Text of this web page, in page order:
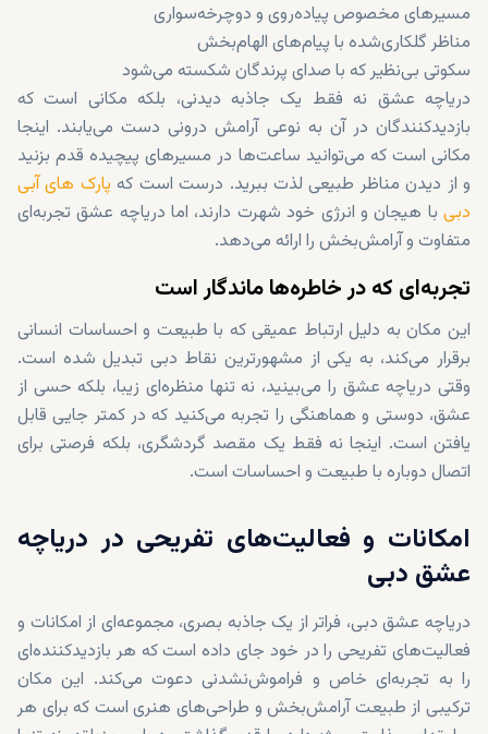
مسیرهای مخصوص پیاده‌روی و دوچرخه‌سواری
مناظر گلکاری‌شده با پیام‌های الهام‌بخش
سکوتی بی‌نظیر که با صدای پرندگان شکسته می‌شود
دریاچه عشق نه فقط یک جاذبه دیدنی، بلکه مکانی است که
بازدیدکنندگان در آن به نوعی آرامش درونی دست می‌یابند. اینجا
مکانی است که می‌توانید ساعت‌ها در مسیرهای پیچیده قدم بزنید
و از دیدن مناظر طبیعی لذت ببرید. درست است که پارک های آبی
دبی با هیجان و انرژی خود شهرت دارند، اما دریاچه عشق تجربه‌ای
متفاوت و آرامش‌بخش را ارائه می‌دهد.
تجربه‌ای که در خاطره‌ها ماندگار است
این مکان به دلیل ارتباط عمیقی که با طبیعت و احساسات انسانی
برقرار می‌کند، به یکی از مشهورترین نقاط دبی تبدیل شده است.
وقتی دریاچه عشق را می‌بینید، نه تنها منظره‌ای زیبا، بلکه حسی از
عشق، دوستی و هماهنگی را تجربه می‌کنید که در کمتر جایی قابل
یافتن است. اینجا نه فقط یک مقصد گردشگری، بلکه فرصتی برای
اتصال دوباره با طبیعت و احساسات است.
امکانات و فعالیت‌های تفریحی در دریاچه
عشق دبی
دریاچه عشق دبی، فراتر از یک جاذبه بصری، مجموعه‌ای از امکانات و
فعالیت‌های تفریحی را در خود جای داده است که هر بازدیدکننده‌ای
را به تجربه‌ای خاص و فراموش‌نشدنی دعوت می‌کند. این مکان
ترکیبی از طبیعت آرامش‌بخش و طراحی‌های هنری است که برای هر